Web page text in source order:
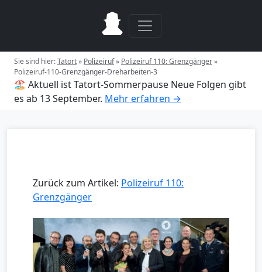
Sie sind hier:Tatort» Polizeiruf» Polizeiruf 110: Grenzgänger»
Polizeiruf-110-Grenzgänger-Dreharbeiten-3
🏖️ Aktuell ist Tatort-Sommerpause Neue Folgen gibt
es ab 13 September. Mehr erfahren →
Zurück zum Artikel: Polizeiruf 110:
Grenzgänger